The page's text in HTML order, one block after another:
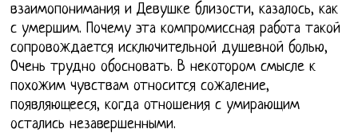
взаимопонимания и Девушке близости, казалось, как
с умершим. Почему эта компромиссная работа такой
сопровождается исключительной душевной болью,
Очень трудно обосновать. В некотором смысле к
похожим чувствам относится сожаление,
появляющееся, когда отношения с умирающим
остались незавершенными.